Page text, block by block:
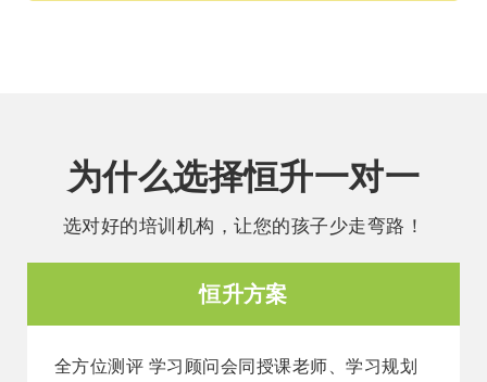
为什么选择恒升一对一
选对好的培训机构，让您的孩子少走弯路！
恒升方案
全方位测评 学习顾问会同授课老师、学习规划